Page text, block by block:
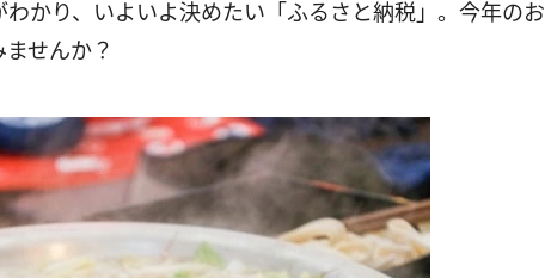
かり、いよいよ決めたい「ふるさと納税」。今年のお
せんか？